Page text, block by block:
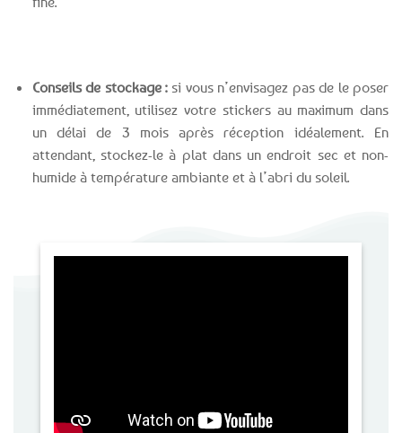
Conseils de stockage : si vous n’envisagez pas de le poser
immédiatement, utilisez votre stickers au maximum dans
un délai de 3 mois après réception idéalement. En
attendant, stockez-le à plat dans un endroit sec et non-
humide à température ambiante et à l’abri du soleil.